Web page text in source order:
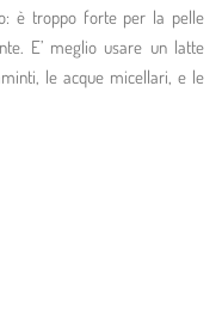
è troppo forte per la pelle
E’ meglio usare un latte
le acque micellari, e le